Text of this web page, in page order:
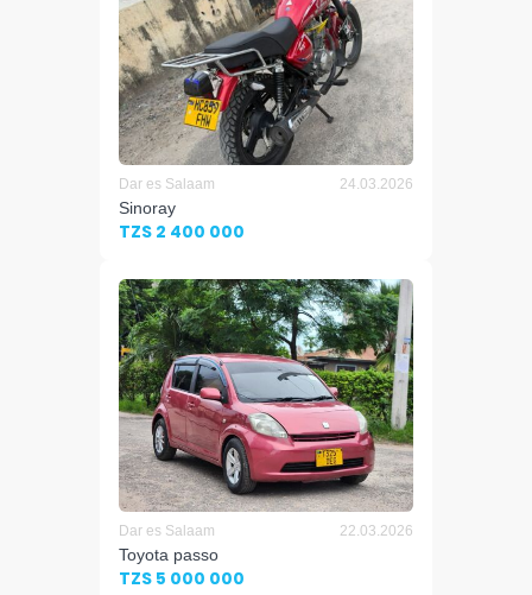
Dar es Salaam 24.03.2026
Sinoray
TZS 2 400 000
Dar es Salaam 22.03.2026
Toyota passo
TZS 5 000 000